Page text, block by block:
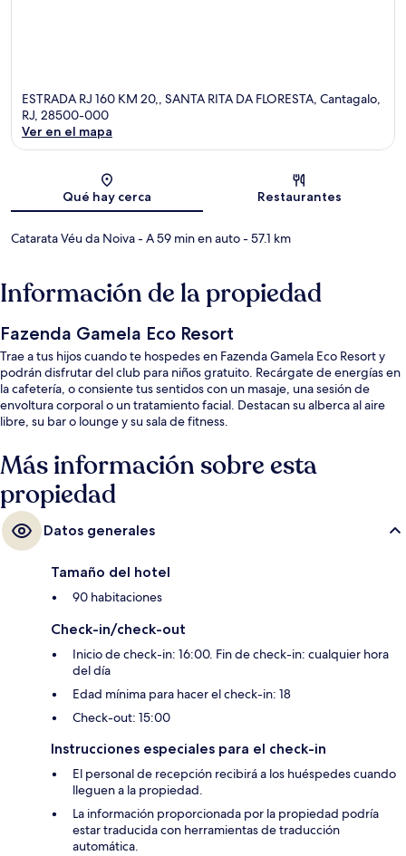
ESTRADA RJ 160 KM 20,, SANTA RITA DA FLORESTA, Cantagalo,
RJ, 28500-000
Ver en el mapa
Qué hay cerca Restaurantes
Catarata Véu da Noiva- A 59 min en auto- 57.1 km
Información de la propiedad
Fazenda Gamela Eco Resort
Trae a tus hijos cuando te hospedes en Fazenda Gamela Eco Resort y
podrán disfrutar del club para niños gratuito. Recárgate de energías en
la cafetería, o consiente tus sentidos con un masaje, una sesión de
envoltura corporal o un tratamiento facial. Destacan su alberca al aire
libre, su bar o lounge y su sala de fitness.
Más información sobre esta
propiedad
Datos generales
Tamaño del hotel
90 habitaciones
Check-in/check-out
Inicio de check-in: 16:00. Fin de check-in: cualquier hora
del día
Edad mínima para hacer el check-in: 18
Check-out: 15:00
Instrucciones especiales para el check-in
El personal de recepción recibirá a los huéspedes cuando
lleguen a la propiedad.
La información proporcionada por la propiedad podría
estar traducida con herramientas de traducción
automática.